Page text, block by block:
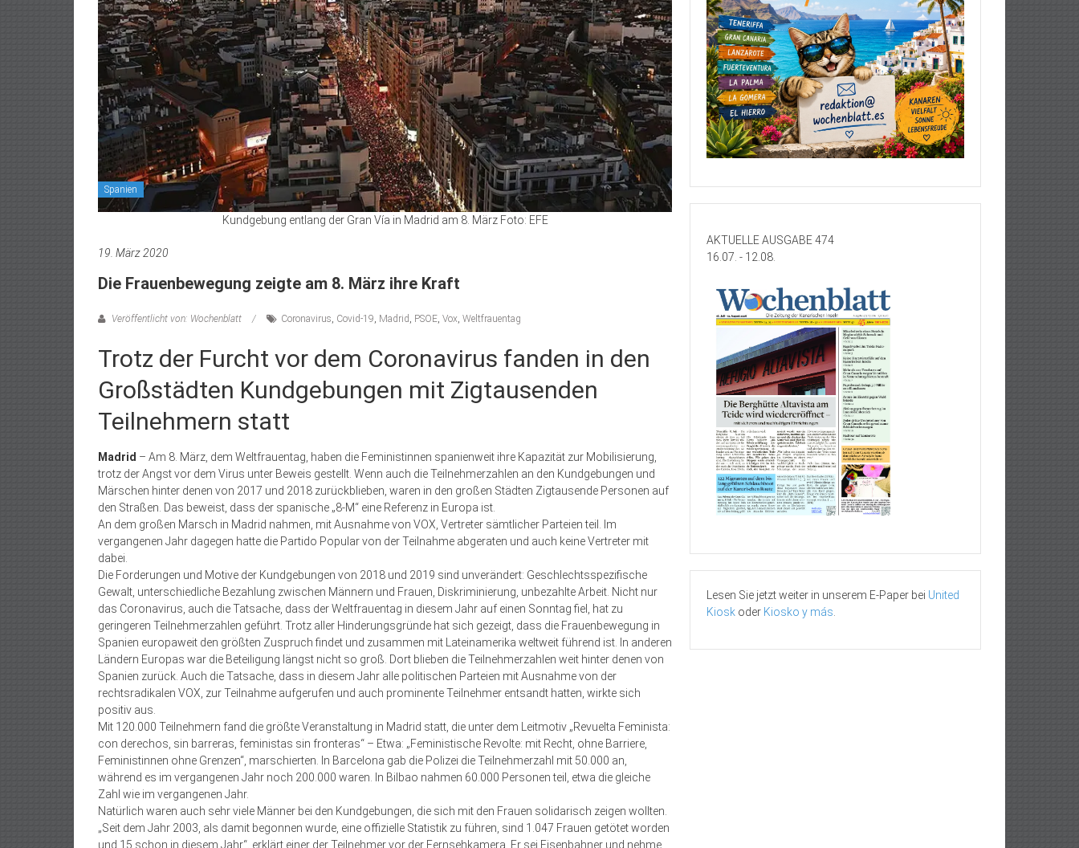
Spanien
Kundgebung entlang der Gran Vía in Madrid am 8. März Foto: EFE
19. März 2020
Die Frauenbewegung zeigte am 8. März ihre Kraft
Veröffentlicht von: Wochenblatt Coronavirus Covid-19 Madrid PSOE Vox Weltfrauentag
Trotz der Furcht vor dem Coronavirus fanden in den
Großstädten Kundgebungen mit Zigtausenden
Teilnehmern statt
Madrid – Am 8. März, dem Weltfrauentag, haben die Feministinnen spanienweit ihre Kapazität zur Mobilisierung,
trotz der Angst vor dem Virus unter Beweis gestellt. Wenn auch die Teilnehmerzahlen an den Kundgebungen und
Märschen hinter denen von 2017 und 2018 zurückblieben, waren in den großen Städten Zigtausende Personen auf
den Straßen. Das beweist, dass der spanische „8-M“ eine Referenz in Europa ist.
An dem großen Marsch in Madrid nahmen, mit Ausnahme von VOX, Vertreter sämtlicher Parteien teil. Im
vergangenen Jahr dagegen hatte die Partido Popular von der Teilnahme abgeraten und auch keine Vertreter mit
dabei.
Die Forderungen und Motive der Kundgebungen von 2018 und 2019 sind unverändert: Geschlechtsspezifische
Gewalt, unterschiedliche Bezahlung zwischen Männern und Frauen, Diskriminierung, unbezahlte Arbeit. Nicht nur
das Coronavirus, auch die Tatsache, dass der Weltfrauentag in diesem Jahr auf einen Sonntag fiel, hat zu
geringeren Teilnehmerzahlen geführt. Trotz aller Hinderungsgründe hat sich gezeigt, dass die Frauenbewegung in
Spanien europaweit den größten Zuspruch findet und zusammen mit Lateinamerika weltweit führend ist. In anderen
Ländern Europas war die Beteiligung längst nicht so groß. Dort blieben die Teilnehmerzahlen weit hinter denen von
Spanien zurück. Auch die Tatsache, dass in diesem Jahr alle politischen Parteien mit Ausnahme von der
rechtsradikalen VOX, zur Teilnahme aufgerufen und auch prominente Teilnehmer entsandt hatten, wirkte sich
positiv aus.
Mit 120.000 Teilnehmern fand die größte Veranstaltung in Madrid statt, die unter dem Leitmotiv „Revuelta Feminista:
con derechos, sin barreras, feministas sin fronteras“ – Etwa: „Feministische Revolte: mit Recht, ohne Barriere,
Feministinnen ohne Grenzen“, marschierten. In Barcelona gab die Polizei die Teilnehmerzahl mit 50.000 an,
während es im vergangenen Jahr noch 200.000 waren. In Bilbao nahmen 60.000 Personen teil, etwa die gleiche
Zahl wie im vergangenen Jahr.
Natürlich waren auch sehr viele Männer bei den Kundgebungen, die sich mit den Frauen solidarisch zeigen wollten.
„Seit dem Jahr 2003, als damit begonnen wurde, eine offizielle Statistik zu führen, sind 1.047 Frauen getötet worden
und 15 schon in diesem Jahr“, erklärt einer der Teilnehmer vor der Fernsehkamera. Er sei Eisenbahner und nehme
AKTUELLE AUSGABE 474
16.07. - 12.08.
Lesen Sie jetzt weiter in unserem E-Paper bei United
Kiosk oder Kiosko y más